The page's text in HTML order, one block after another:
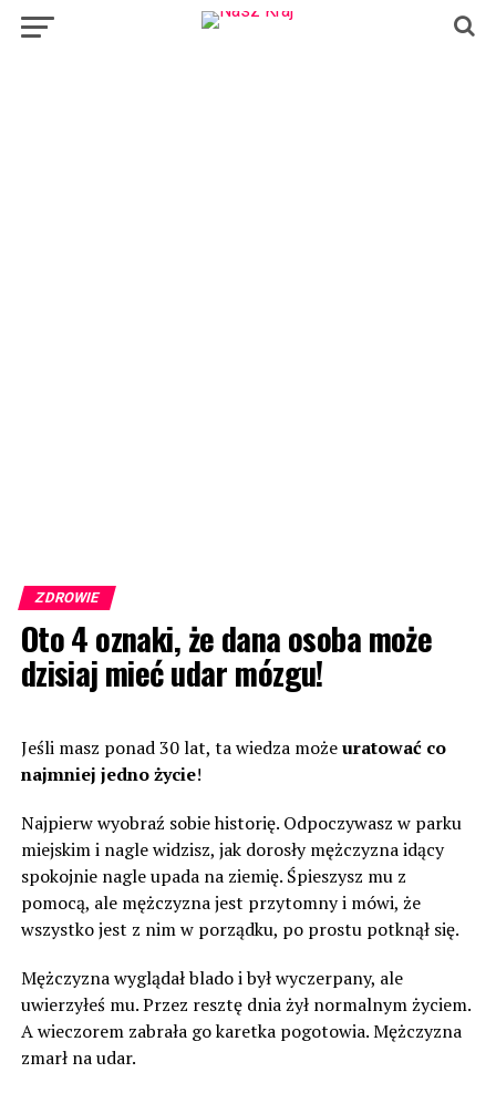
ZDROWIE
Oto 4 oznaki, że dana osoba może
dzisiaj mieć udar mózgu!
Jeśli masz ponad 30 lat, ta wiedza możeuratować co
najmniej jedno życie!
Najpierw wyobraź sobie historię. Odpoczywasz w parku
miejskim i nagle widzisz, jak dorosły mężczyzna idący
spokojnie nagle upada na ziemię. Śpieszysz mu z
pomocą, ale mężczyzna jest przytomny i mówi, że
wszystko jest z nim w porządku, po prostu potknął się.
Mężczyzna wyglądał blado i był wyczerpany, ale
uwierzyłeś mu. Przez resztę dnia żył normalnym życiem.
A wieczorem zabrała go karetka pogotowia. Mężczyzna
zmarł na udar.